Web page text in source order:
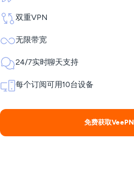
双重VPN
无限带宽
24/7实时聊天支持
每个订阅可用10台设备
免费获取VeePN